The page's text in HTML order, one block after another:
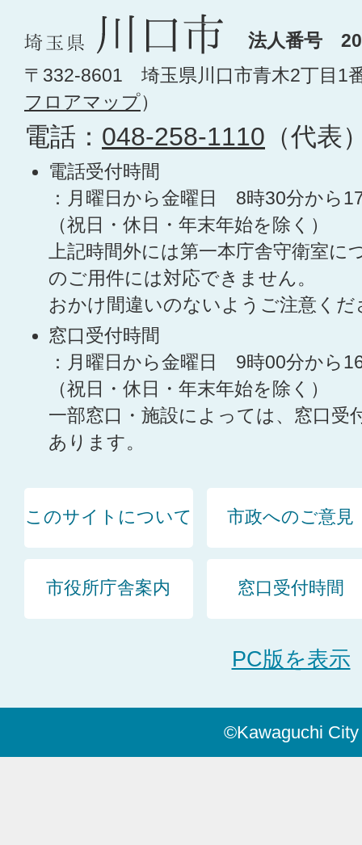
法人番号
〒332-8601 埼玉県川口市青木2丁目1
フロアマップ）
電話： 048-258-1110 （代表
電話受付時間
：月曜日から金曜日 8時30分から
（祝日・休日・年末年始を除く）
上記時間外には第一本庁舎守衛室に
のご用件には対応できません。
おかけ間違いのないようご注意くだ
窓口受付時間
：月曜日から金曜日 9時00分から
（祝日・休日・年末年始を除く）
一部窓口・施設によっては、窓口受
あります。
このサイトについて 市政へのご意見
市役所庁舎案内 窓口受付時間
PC版を表示
©Kawaguchi City